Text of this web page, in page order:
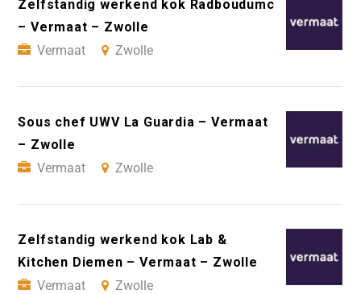
Zelfstandig werkend kok Radboudumc
– Vermaat – Zwolle
Vermaat
Zwolle
Sous chef UWV La Guardia – Vermaat
– Zwolle
Vermaat
Zwolle
Zelfstandig werkend kok Lab &
Kitchen Diemen – Vermaat – Zwolle
Vermaat
Zwolle